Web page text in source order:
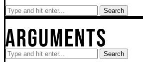
Search
Search